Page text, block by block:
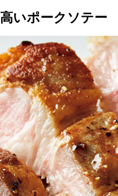
プロが教えるレシピ
いポークソテー